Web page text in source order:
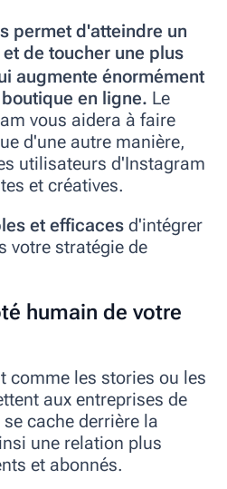
permet d'atteindre un
et de toucher une plus
augmente énormément
en ligne. Le
vous aidera à faire
d'une autre manière,
utilisateurs d'Instagram
et créatives.
et efficaces d'intégrer
votre stratégie de
humain de votre
comme les stories ou les
aux entreprises de
cache derrière la
une relation plus
et abonnés.